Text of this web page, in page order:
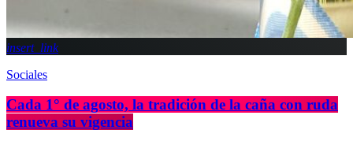
insert_link
Sociales
Cada 1° de agosto, la tradición de la caña con ruda
renueva su vigencia